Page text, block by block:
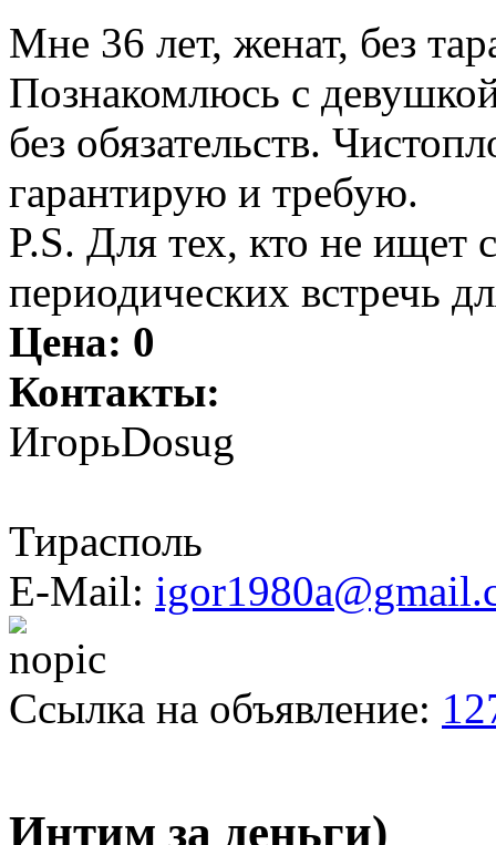
Мне 36 лет, женат, без
Познакомлюсь с
без обязательств.
гарантирую и требую.
P.S. Для тех, кто не ищет
периодических встречь
Цена: 0
Контакты:
ИгорьDosug
Тирасполь
E-Mail:
Ссылка на объявление:
Интим за деньги)